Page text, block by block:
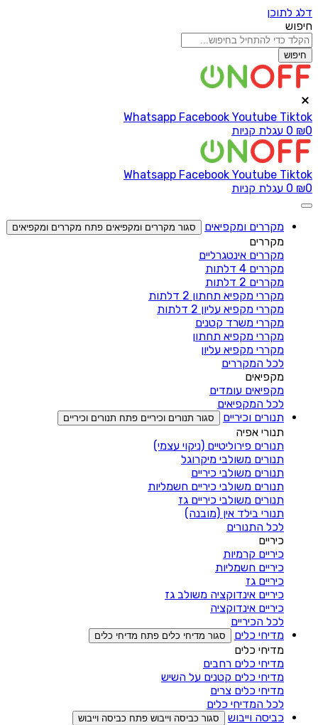
דלג לתוכן
חיפוש
חיפוש
Whatsapp Facebook Youtube Tiktok
₪0
0 עגלת קניות
Whatsapp Facebook Youtube Tiktok
₪0
0 עגלת קניות
מקררים ומקפיאים סגור מקררים ומקפיאים פתח מקררים ומקפיאים
מקררים
מקררים אינטגרליים
מקררים 4 דלתות
מקררים 2 דלתות
מקררי מקפיא תחתון 2 דלתות
מקררי מקפיא עליון 2 דלתות
מקררי משרד קטנים
מקררי מקפיא תחתון
מקררי מקפיא עליון
לכל המקררים
מקפיאים
מקפיאים עומדים
לכל המקפיאים
תנורים וכיריים
סגור תנורים וכיריים פתח תנורים וכיריים
תנורי אפיה
תנורים פירוליטיים (ניקוי עצמי)
תנורים משולבי מיקרוגל
תנורים משולבי כיריים
תנורים משולבי כיריים חשמליות
תנורים משולבי כיריים גז
תנורי בילד אין (מובנה)
לכל התנורים
כיריים
כיריים קרמיות
כיריים חשמליות
כיריים גז
כיריים אינדוקציה משולב גז
כיריים אינדוקציה
לכל הכיריים
מדיחי כלים
סגור מדיחי כלים פתח מדיחי כלים
מדיחי כלים
מדיחי כלים רחבים
מדיחי כלים קטנים על השיש
מדיחי כלים צרים
לכל המדיחי כלים
כביסה וייבוש
סגור כביסה וייבוש פתח כביסה וייבוש